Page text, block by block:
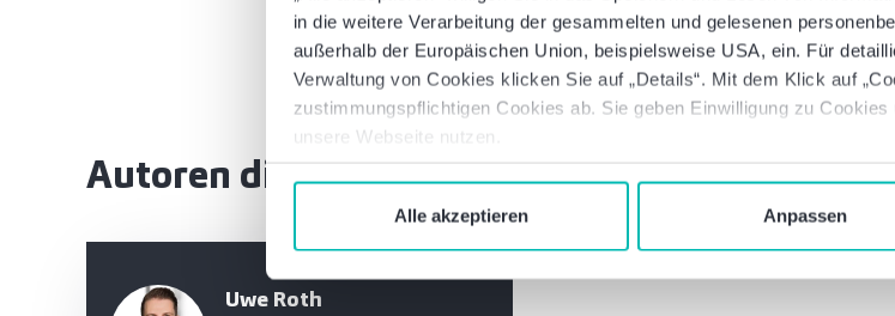
in die weitere Verarbeitung der gesammelten und gelesenen
außerhalb der Europäischen Union, beispielsweise USA, ein. Für
Verwaltung von Cookies klicken Sie auf „Details“. Mit dem Klick auf
zustimmungspflichtigen Cookies ab. Sie geben Einwilligung zu Cookies
unsere Webseite nutzen.
Anpassen
Alle akzeptieren
Autoren dieses Artikels
Uwe Roth